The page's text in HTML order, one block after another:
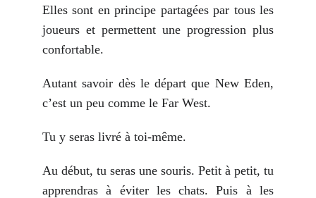
Elles sont en principe partagées par tous les
joueurs et permettent une progression plus
confortable.
Autant savoir dès le départ que New Eden,
c’est un peu comme le Far West.
Tu y seras livré à toi-même.
Au début, tu seras une souris. Petit à petit, tu
apprendras à éviter les chats. Puis à les